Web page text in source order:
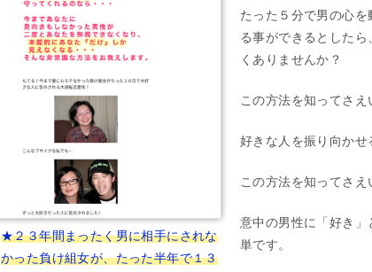
★２３年間まったく男に相手にされな
かった負け組女が、たった半年で１３
たった５分で男の心
る事ができるとした
くありませんか？
この方法を知ってさえ
好きな人を振り向かせ
この方法を知ってさえ
意中の男性に「好き
単です。